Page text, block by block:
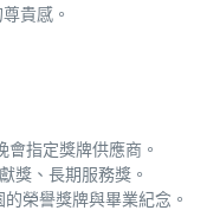
貴感。
指定獎牌供應商。
獎、長期服務獎。
榮譽獎牌與畢業紀念。